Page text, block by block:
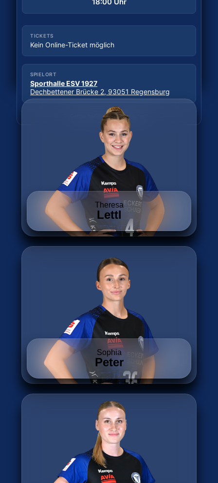
TICKETS
SPIELORT
Wittkuller Straße, 42719 Solingen
Daten: hbf.fmp.sportradar.com
18:00 Uhr
TICKETS
Kein Online-Ticket möglich
SPIELORT
Sporthalle ESV 1927
Dechbettener Brücke 2, 93051 Regensburg
Daten: hbf.fmp.sportradar.com
Theresa
Lettl
Sophia
Peter